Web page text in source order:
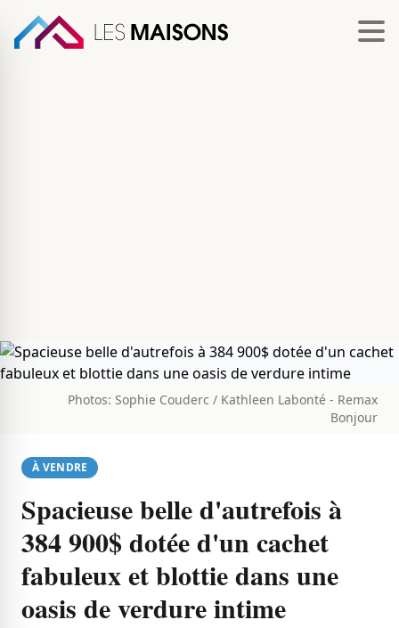
Photos: Sophie Couderc / Kathleen Labonté - Remax
Bonjour
À VENDRE
Spacieuse belle d'autrefois à
384 900$ dotée d'un cachet
fabuleux et blottie dans une
oasis de verdure intime